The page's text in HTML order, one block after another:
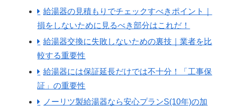
給湯器の見積もりでチェックすべきポイント｜
損をしないために見るべき部分はこれだ！
給湯器交換に失敗しないための裏技｜業者を比
較する重要性
給湯器には保証延長だけでは不十分！「工事保
証」の重要性
ノーリツ製給湯器なら安心プランS(10年)の加